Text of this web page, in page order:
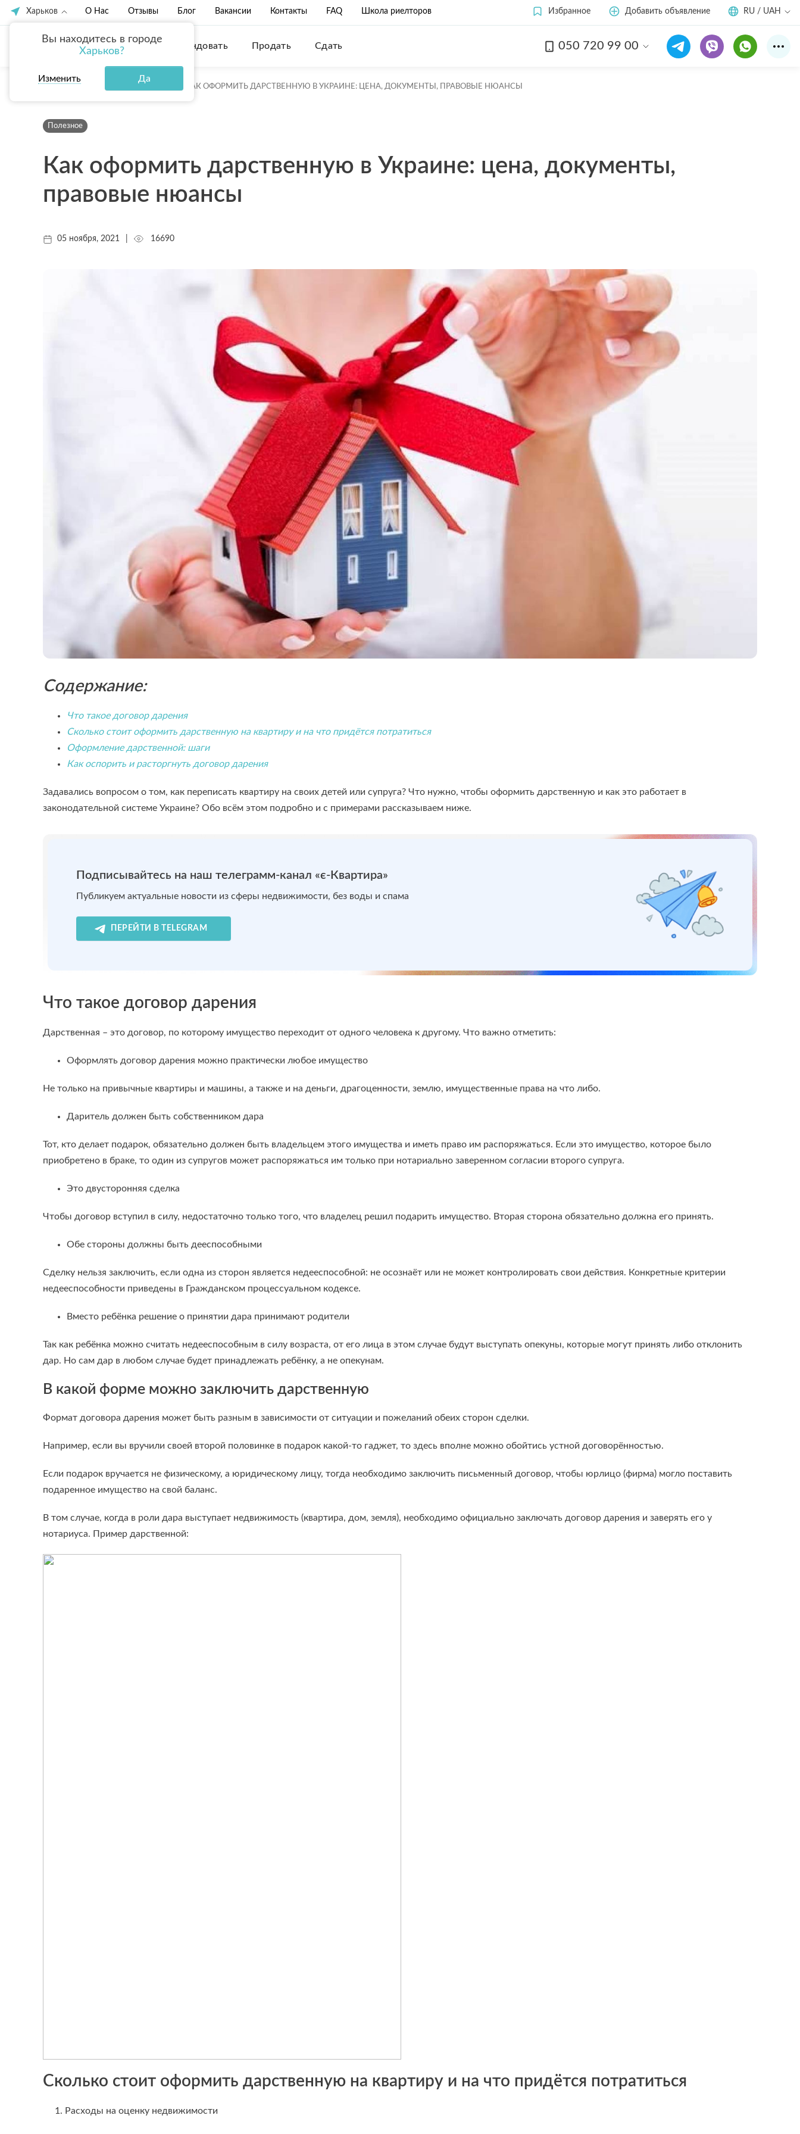
Харьков
Вы находитесь в городе
Харьков?
Изменить Да
О Нас Отзывы Блог Вакансии Контакты FAQ Школа риелторов Избранное Добавить объявление RU / UAH
Купить Арендовать Продать Сдать 050 720 99 00
ГЛАВНАЯ КАК ОФОРМИТЬ ДАРСТВЕННУЮ В УКРАИНЕ: ЦЕНА, ДОКУМЕНТЫ, ПРАВОВЫЕ НЮАНСЫ
Полезное
Как оформить дарственную в Украине: цена, документы,
правовые нюансы
05 ноября, 2021 16690
Содержание:
Что такое договор дарения
Сколько стоит оформить дарственную на квартиру и на что придётся потратиться
Оформление дарственной: шаги
Как оспорить и расторгнуть договор дарения
Задавались вопросом о том, как переписать квартиру на своих детей или супруга? Что нужно, чтобы оформить дарственную и как это работает в
законодательной системе Украине? Обо всём этом подробно и с примерами рассказываем ниже.
Подписывайтесь на наш телеграмм-канал «є-Квартира»
Публикуем актуальные новости из сферы недвижимости, без воды и спама
ПЕРЕЙТИ В TELEGRAM
Что такое договор дарения
Дарственная – это договор, по которому имущество переходит от одного человека к другому. Что важно отметить:
Оформлять договор дарения можно практически любое имущество
Не только на привычные квартиры и машины, а также и на деньги, драгоценности, землю, имущественные права на что либо.
Даритель должен быть собственником дара
Тот, кто делает подарок, обязательно должен быть владельцем этого имущества и иметь право им распоряжаться. Если это имущество, которое было
приобретено в браке, то один из супругов может распоряжаться им только при нотариально заверенном согласии второго супруга.
Это двусторонняя сделка
Чтобы договор вступил в силу, недостаточно только того, что владелец решил подарить имущество. Вторая сторона обязательно должна его принять.
Обе стороны должны быть дееспособными
Сделку нельзя заключить, если одна из сторон является недееспособной: не осознаёт или не может контролировать свои действия. Конкретные критерии
недееспособности приведены в Гражданском процессуальном кодексе.
Вместо ребёнка решение о принятии дара принимают родители
Так как ребёнка можно считать недееспособным в силу возраста, от его лица в этом случае будут выступать опекуны, которые могут принять либо отклонить
дар. Но сам дар в любом случае будет принадлежать ребёнку, а не опекунам.
В какой форме можно заключить дарственную
Формат договора дарения может быть разным в зависимости от ситуации и пожеланий обеих сторон сделки.
Например, если вы вручили своей второй половинке в подарок какой-то гаджет, то здесь вполне можно обойтись устной договорённостью.
Если подарок вручается не физическому, а юридическому лицу, тогда необходимо заключить письменный договор, чтобы юрлицо (фирма) могло поставить
подаренное имущество на свой баланс.
В том случае, когда в роли дара выступает недвижимость (квартира, дом, земля), необходимо официально заключать договор дарения и заверять его у
нотариуса. Пример дарственной:
Сколько стоит оформить дарственную на квартиру и на что придётся потратиться
1. Расходы на оценку недвижимости